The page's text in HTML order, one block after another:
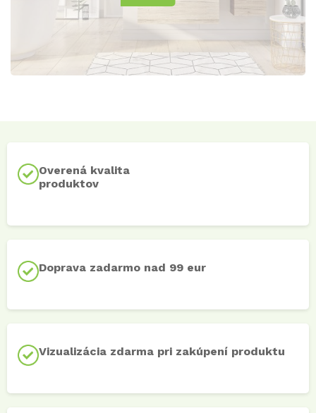
Overená kvalita
produktov
Doprava zadarmo nad 99 eur
Vizualizácia zdarma pri zakúpení produktu